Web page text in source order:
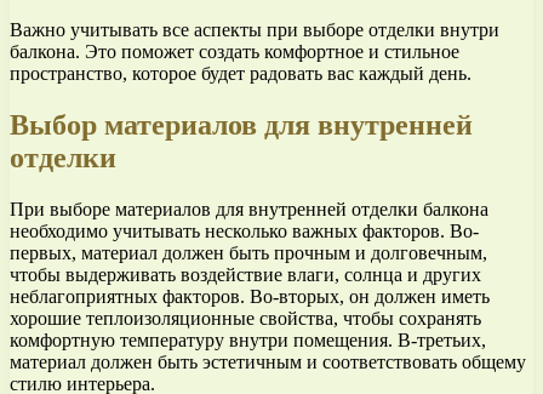
Важно учитывать все аспекты при выборе отделки внутри
балкона. Это поможет создать комфортное и стильное
пространство, которое будет радовать вас каждый день.
Выбор материалов для внутренней
отделки
При выборе материалов для внутренней отделки балкона
необходимо учитывать несколько важных факторов. Во-
первых, материал должен быть прочным и долговечным,
чтобы выдерживать воздействие влаги, солнца и других
неблагоприятных факторов. Во-вторых, он должен иметь
хорошие теплоизоляционные свойства, чтобы сохранять
комфортную температуру внутри помещения. В-третьих,
материал должен быть эстетичным и соответствовать общему
стилю интерьера.